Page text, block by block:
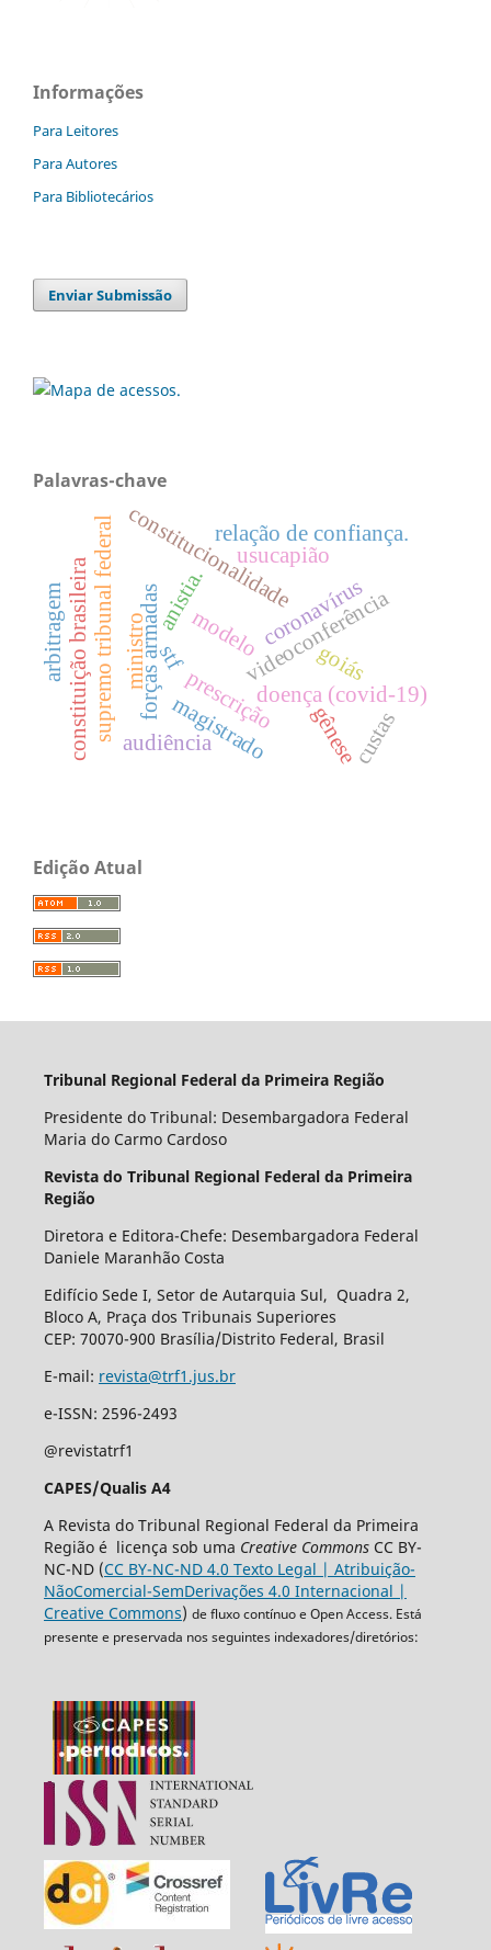
Informações
Para Leitores
Para Autores
Para Bibliotecários
Enviar Submissão
Palavras-chave
stf videoconferência
coronavírus
doença (covid-19)
forças armadas prescrição
magistrado
ministro
supremo tribunal federal modelo
constituição brasileira gênese
constitucionalidade
audiência
relação de confiança.
anistia.
goiás
usucapião
arbitragem
custas
Edição Atual
Tribunal Regional Federal da Primeira Região
Presidente do Tribunal: Desembargadora Federal
Maria do Carmo Cardoso
Revista do Tribunal Regional Federal da Primeira
Região
Diretora e Editora-Chefe: Desembargadora Federal
Daniele Maranhão Costa
Edifício Sede I, Setor de Autarquia Sul, Quadra 2,
Bloco A, Praça dos Tribunais Superiores
CEP: 70070-900 Brasília/Distrito Federal, Brasil
E-mail: revista@trf1.jus.br
e-ISSN: 2596-2493
@revistatrf1
CAPES/Qualis A4
A Revista do Tribunal Regional Federal da Primeira
Região é licença sob uma Creative CommonsCC BY-
NC-ND (CC BY-NC-ND 4.0 Texto Legal | Atribuição-
NãoComercial-SemDerivações 4.0 Internacional |
Creative Commons) de fluxo contínuo e Open Access. Está
presente e preservada nos seguintes indexadores/diretórios: